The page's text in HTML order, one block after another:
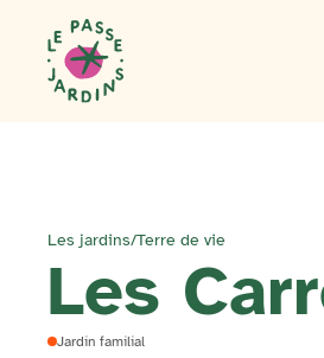
Les jardins/Terre de vie
Les
Jardin familial